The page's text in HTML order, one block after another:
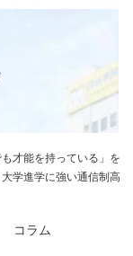
才能を持っている」を
学進学に強い通信制高
コラム